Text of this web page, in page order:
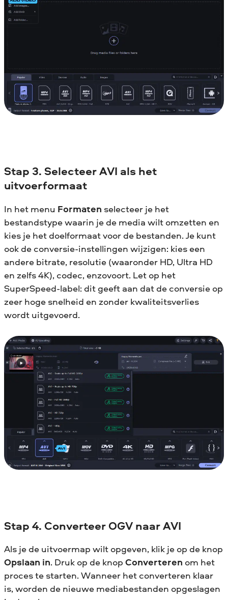
Stap 3. Selecteer AVI als het
uitvoerformaat
In het menu Formaten selecteer je het
bestandstype waarin je de media wilt omzetten en
kies je het doelformaat voor de bestanden. Je kunt
ook de conversie-instellingen wijzigen: kies een
andere bitrate, resolutie (waaronder HD, Ultra HD
en zelfs 4K), codec, enzovoort. Let op het
SuperSpeed-label: dit geeft aan dat de conversie op
zeer hoge snelheid en zonder kwaliteitsverlies
wordt uitgevoerd.
Stap 4. Converteer OGV naar AVI
Als je de uitvoermap wilt opgeven, klik je op de knop
Opslaan in. Druk op de knop Converteren om het
proces te starten. Wanneer het converteren klaar
is, worden de nieuwe mediabestanden opgeslagen